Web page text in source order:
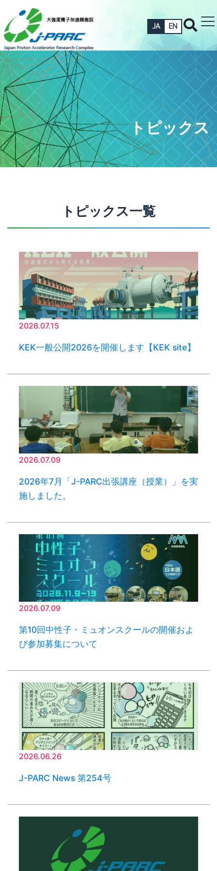
JA EN
トピックス
トピックス一覧
2026.07.15
KEK一般公開2026を開催します【KEK site】
2026.07.09
2026年7月「J-PARC出張講座（授業）」を実
施しました。
2026.07.09
第10回中性子・ミュオンスクールの開催およ
び参加募集について
2026.06.26
J-PARC News 第254号